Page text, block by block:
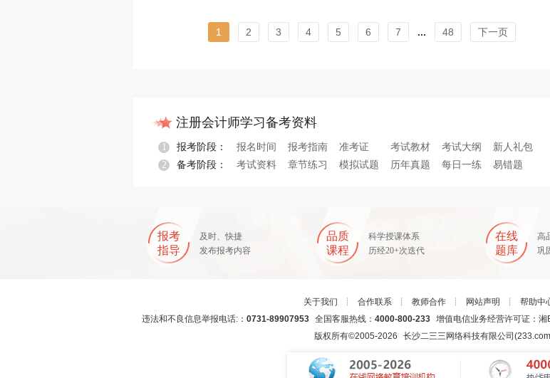
1 2 3 4 5 6 7 ... 48 下一页
注册会计师学习备考资料
1 报考阶段： 报名时间 报考指南 准考证 考试教材 考试大纲
新人礼包
报名指导
2 备考阶段： 考试资料 章节练习 模拟试题 历年真题 每日一练 易错题
报考
指导
及时、快捷
发布报考内容
品质
课程
科学授课体系
历经20+次迭代
在线
题库
高
巩
关于我们 ┊ 合作联系 ┊ 教师合作 ┊ 网站声明 ┊ 帮助中
违法和不良信息举报电话:： 0731-89907953全国客服热线： 4000-800-233增值电信业务经营许可证：
版权所有©2005-2026 长沙二三三网络科技有限公司